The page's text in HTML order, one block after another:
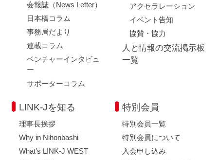
会報誌（News Letter）
日本橋コラム
事務局だより
連載コラム
ベンチャーインタビュ
ー
サポーターコラム
アクセラレーション
イベント告知
協賛・協力
人と情報の交流掲示板
一覧
LINK-Jを知る
理事長挨拶
Why in Nihonbashi
What’s LINK-J WEST
特別会員
特別会員一覧
特別会員について
入会申し込み